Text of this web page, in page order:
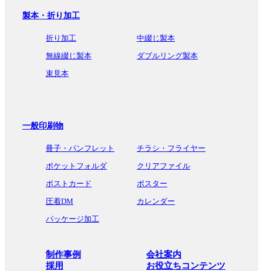
製本・折り加工
折り加工
中綴じ製本
無線綴じ製本
ダブルリング製本
束見本
一般印刷物
冊子・パンフレット
チラシ・フライヤー
ポケットフォルダ
クリアファイル
ポストカード
ポスター
圧着DM
カレンダー
パッケージ加工
制作事例
会社案内
採用
お役立ちコンテンツ